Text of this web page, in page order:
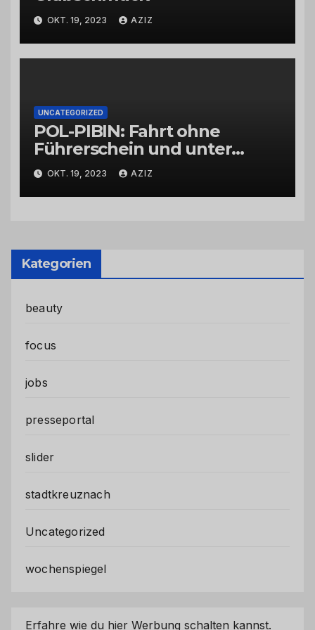
OKT. 19, 2023 AZIZ
UNCATEGORIZED
POL-PIBIN: Fahrt ohne
Führerschein und unter
Einfluss von Drogen
OKT. 19, 2023 AZIZ
Kategorien
beauty
focus
jobs
presseportal
slider
stadtkreuznach
Uncategorized
wochenspiegel
Erfahre wie du hier Werbung schalten kannst.